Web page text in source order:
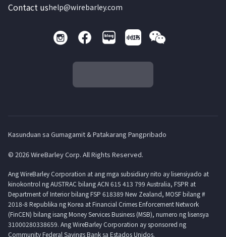
Contact ushelp@wirebarley.com
Kasunduan sa Gumagamit & Patakarang Pangpribado
© 2026 WireBarley Corp. All Rights Reserved.
Ang WireBarley Corporation at ang mga subsidiary nito ay lisensiyado at
kinokontrol ng AUSTRAC bilang ACN 615 413 799 Australia, FSPR at
Department of Interior bilang FSP 618389 New Zealand, MOSF bilang #
2018-8 Republika ng Korea at Financial Crimes Enforcement Network
(FinCEN) bilang isang Money Services Business (MSB), numero ng lisensya
31000280338659. Ang WireBarley Corporation ay sponsored ng
Community Federal Savings Bank sa Estados Unidos.